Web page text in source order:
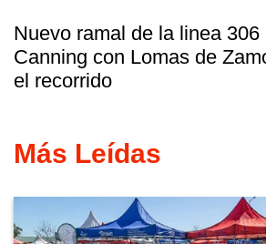
Nuevo ramal de la linea 306
Canning con Lomas de
el recorrido
Más Leídas